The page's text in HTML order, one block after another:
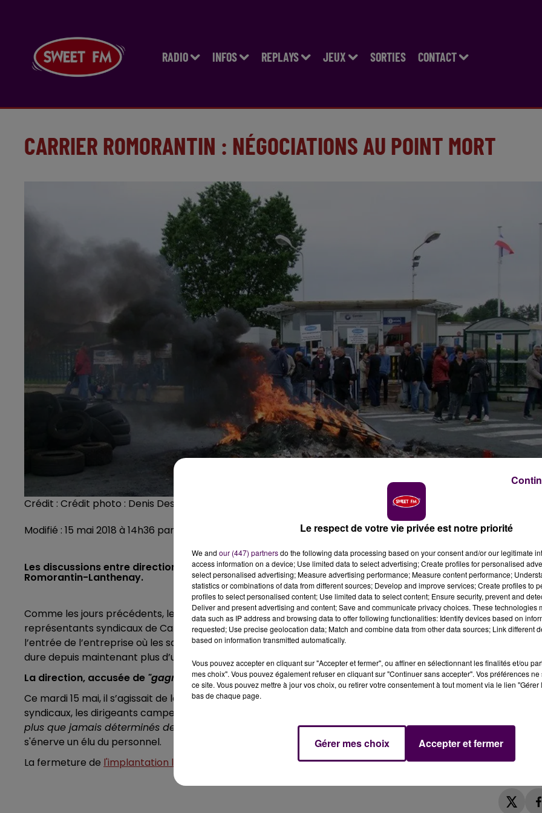
RADIO INFOS REPLAYS JEUX SORTIES CONTACT
CARRIER ROMORANTIN : NÉGOCIATIONS AU POINT MORT
Crédit : Crédit photo : Denis Deshayes
Modifié : 15 mai 2018 à 14h36 par Denis Deshayes
Les discussions entre direction et syndicats semblent ne rien donner de constructif chez Carrier à
Romorantin-Lanthenay.
Comme les jours précédents, les pourparlers n’ont abouti sur aucun accord ce mardi 15 mai entre les
représentants syndicaux de Carrier à Romorantin-Lanthenay et la direction. La tension est palpable devant
l’entrée de l’entreprise où les salariés ont installé un piquet de grève pour maintenir un blocage de l’usine qui
dure depuis maintenant plus d’une semaine.
La direction, accusée de "gagner du temps"
Ce mardi 15 mai, il s’agissait de la 5e session de négociation entre les deux parties, et d’après les
syndicaux, les dirigeants campent sur leurs positions :
plus que jamais déterminés devant le silence de la direction qui ne cherche qu'à gagner du temps !"
s'énerve un élu du personnel.
La fermeture de l'implantation loir-et-chérienne de Carrierest programmée pour juillet.
Le respect de votre vie privée est notre priorité
We and our (447) partnersdo the following data processing based on your consent and/or our legitimate
access information on a device; Use limited data to select advertising; Create profiles for personalised
select personalised advertising; Measure advertising performance; Measure content performance;
statistics or combinations of data from different sources; Develop and improve services; Create profiles to
profiles to select personalised content; Use limited data to select content; Ensure security, prevent and
Deliver and present advertising and content; Save and communicate privacy choices. These technologies
data such as IP address and browsing data to offer following functionalities: Identify devices based on
requested; Use precise geolocation data; Match and combine data from other data sources; Link different
based on information transmitted automatically.
Vous pouvez accepter en cliquant sur "Accepter et fermer", ou affiner en sélectionnant les finalités et/ou
mes choix". Vous pouvez également refuser en cliquant sur "Continuer sans accepter". Vos préférences
ce site. Vous pouvez mettre à jour vos choix, ou retirer votre consentement à tout moment via le lien
bas de chaque page.
Gérer mes choix Accepter et fermer